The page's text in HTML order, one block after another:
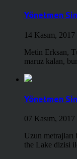
Yönetmen
14 Kasım, 2017
Metin Erksan,
maruz kalan,
Yönetmen
07 Kasım, 2017
Uzun metrajları
the Lake dizisi